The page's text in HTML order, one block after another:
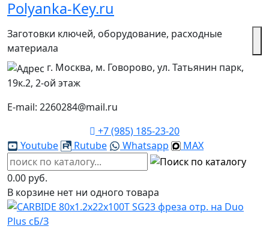
Polyanka-Key.ru
Заготовки ключей, оборудование, расходные
материала
г. Москва, м. Говорово, ул. Татьянин парк,
19к.2, 2-ой этаж
E-mail: 2260284@mail.ru
+7 (985) 185-23-20
Youtube
Rutube Whatsapp MAX
0.00 руб.
В корзине нет ни одного товара